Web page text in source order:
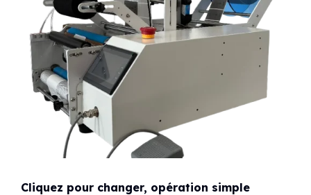
Cliquez pour changer, opération simple